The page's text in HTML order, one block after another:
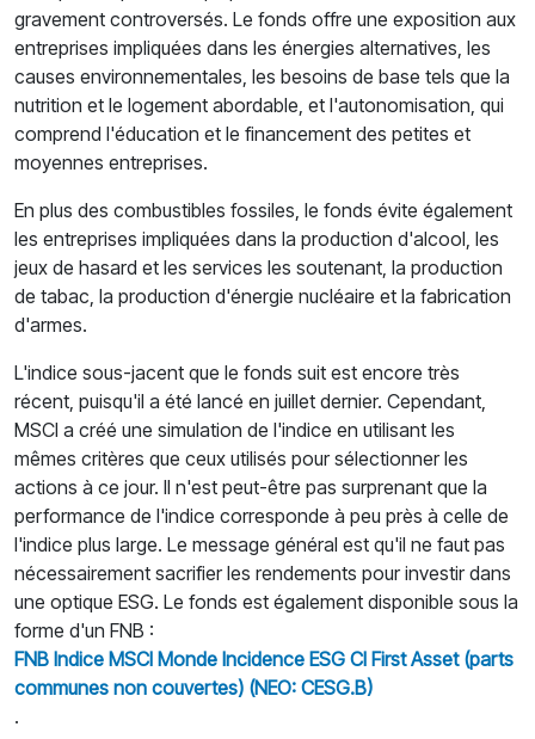
gravement controversés. Le fonds offre une exposition aux
entreprises impliquées dans les énergies alternatives, les
causes environnementales, les besoins de base tels que la
nutrition et le logement abordable, et l'autonomisation, qui
comprend l'éducation et le financement des petites et
moyennes entreprises.
En plus des combustibles fossiles, le fonds évite également
les entreprises impliquées dans la production d'alcool, les
jeux de hasard et les services les soutenant, la production
de tabac, la production d'énergie nucléaire et la fabrication
d'armes.
L'indice sous-jacent que le fonds suit est encore très
récent, puisqu'il a été lancé en juillet dernier. Cependant,
MSCI a créé une simulation de l'indice en utilisant les
mêmes critères que ceux utilisés pour sélectionner les
actions à ce jour. Il n'est peut-être pas surprenant que la
performance de l'indice corresponde à peu près à celle de
l'indice plus large. Le message général est qu'il ne faut pas
nécessairement sacrifier les rendements pour investir dans
une optique ESG. Le fonds est également disponible sous la
forme d'un FNB :
FNB Indice MSCI Monde Incidence ESG CI First Asset (parts
communes non couvertes) (NEO: CESG.B)
.